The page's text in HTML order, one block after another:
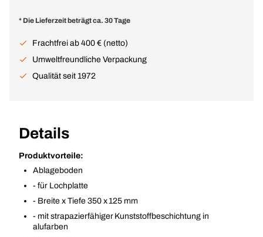
* Die Lieferzeit beträgt ca. 30 Tage
Frachtfrei ab 400 € (netto)
Umweltfreundliche Verpackung
Qualität seit 1972
Details
Produktvorteile:
Ablageboden
- für Lochplatte
- Breite x Tiefe 350 x 125 mm
- mit strapazierfähiger Kunststoffbeschichtung in
alufarben